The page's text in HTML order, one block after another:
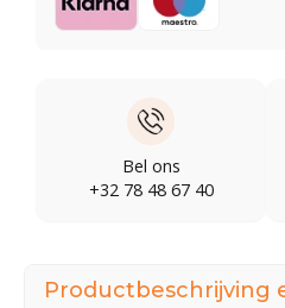
Bel ons
+32 78 48 67 40
Productbeschrijving